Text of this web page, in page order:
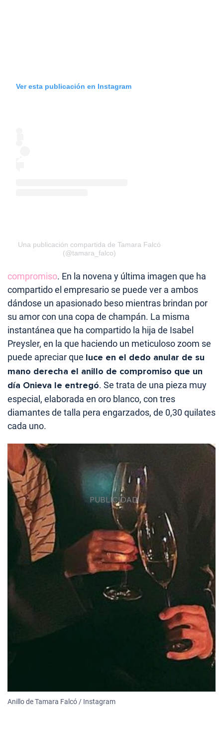
Ver esta publicación en Instagram
Una publicación compartida de Tamara Falcó
(@tamara_falco)
compromiso. En la novena y última imagen que ha
compartido el empresario se puede ver a ambos
dándose un apasionado beso mientras brindan por
su amor con una copa de champán. La misma
instantánea que ha compartido la hija de Isabel
Preysler, en la que haciendo un meticuloso zoom se
puede apreciar que luce en el dedo anular de su
mano derecha el anillo de compromiso que un
día Onieva le entregó. Se trata de una pieza muy
especial, elaborada en oro blanco, con tres
diamantes de talla pera engarzados, de 0,30 quilates
cada uno.
Anillo de Tamara Falcó / Instagram